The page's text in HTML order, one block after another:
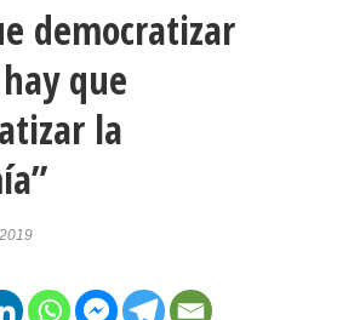
democratizar
que
la